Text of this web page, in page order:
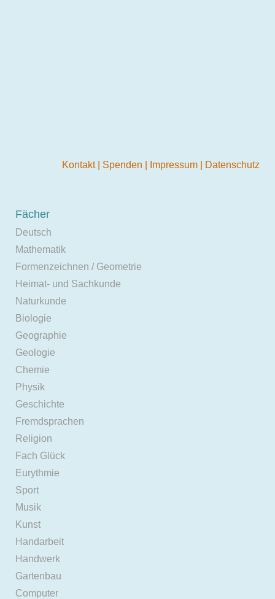
Kontakt Spenden Impressum Datenschutz
Fächer
Deutsch
Mathematik
Formenzeichnen / Geometrie
Heimat- und Sachkunde
Naturkunde
Biologie
Geographie
Geologie
Chemie
Physik
Geschichte
Fremdsprachen
Religion
Fach Glück
Eurythmie
Sport
Musik
Kunst
Handarbeit
Handwerk
Gartenbau
Computer